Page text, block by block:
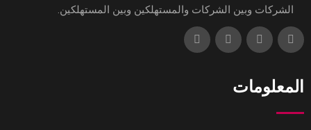
الشركات وبين الشركات والمستهلكين وبين المستهلكين.
المعلومات